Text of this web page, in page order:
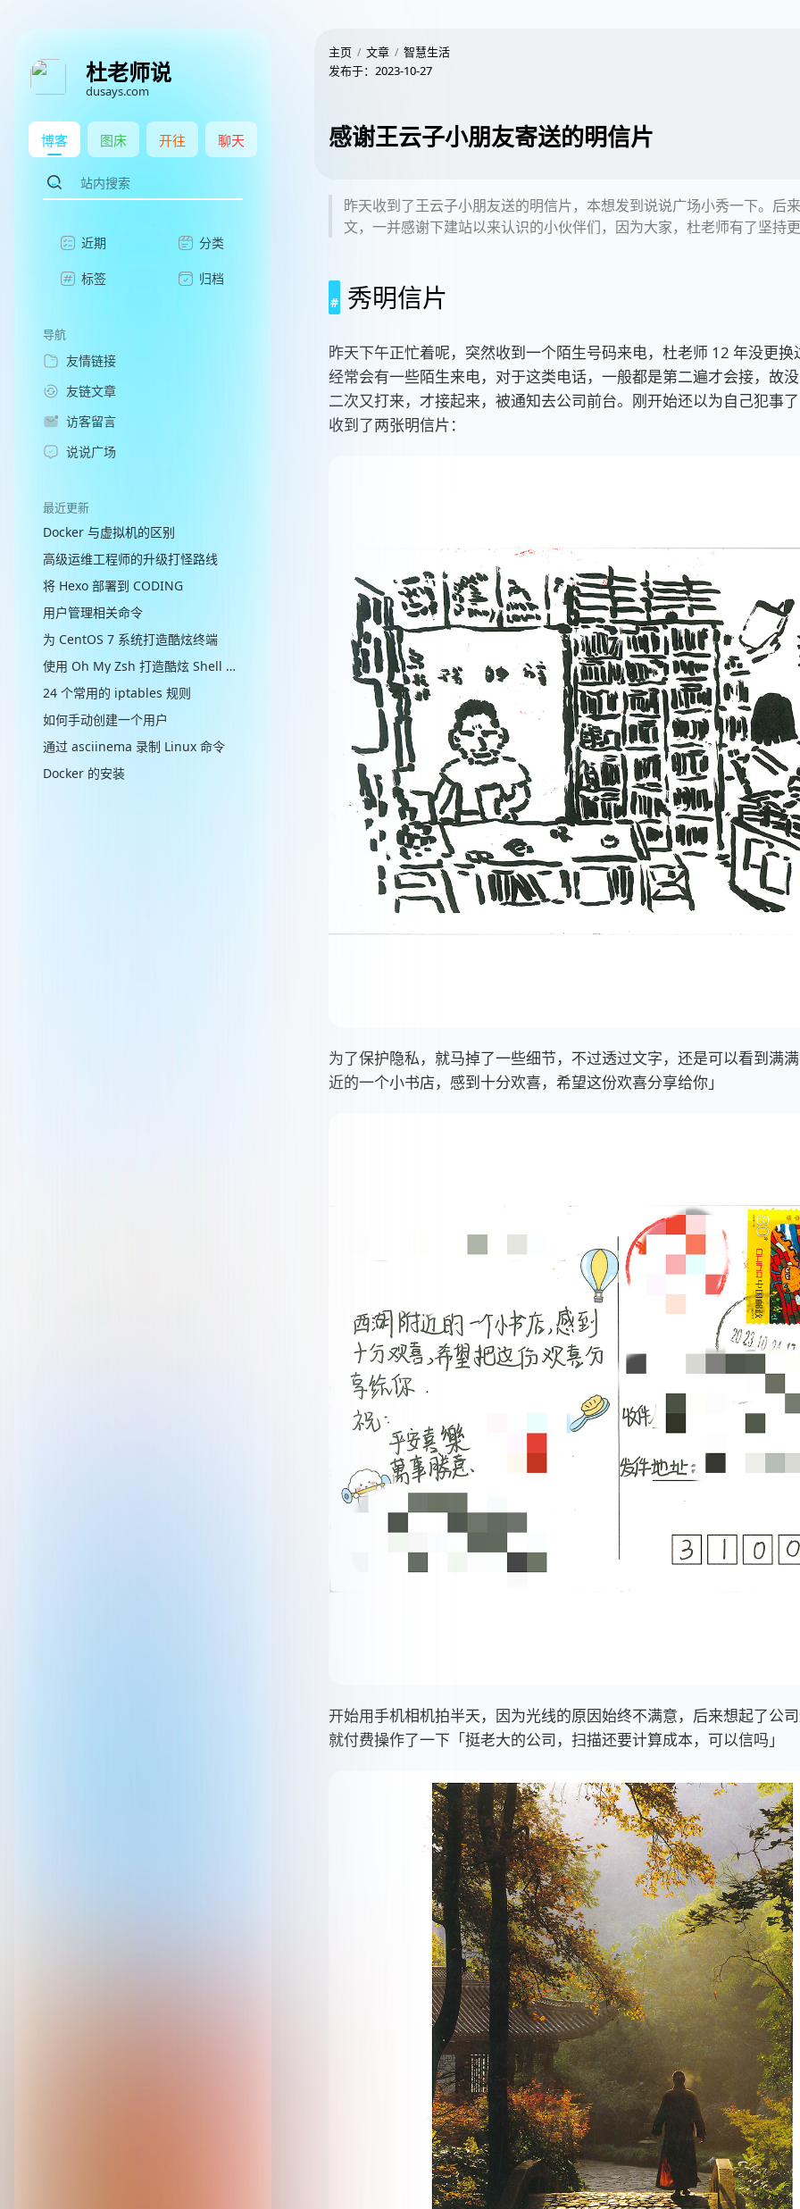
杜老师说
dusays.com
博客 图床 开往 聊天
近期 分类
标签 归档
导航
友情链接
友链文章
访客留言
说说广场
最近更新
Docker 与虚拟机的区别
高级运维工程师的升级打怪路线
将 Hexo 部署到 CODING
用户管理相关命令
为 CentOS 7 系统打造酷炫终端
使用 Oh My Zsh 打造酷炫 Shell 终端
24 个常用的 iptables 规则
如何手动创建一个用户
通过 asciinema 录制 Linux 命令
Docker 的安装
主页 文章
智慧生活
发布于： 2023-10-27
感谢王云子小朋友寄送的明信片
昨天收到了王云子小朋友送的明信片，本想发到说说广场小秀一下。后
文，一并感谢下建站以来认识的小伙伴们，因为大家，杜老师有了坚持
秀明信片
昨天下午正忙着呢，突然收到一个陌生号码来电，杜老师 12 年没更换
经常会有一些陌生来电，对于这类电话，一般都是第二遍才会接，故
二次又打来，才接起来，被通知去公司前台。刚开始还以为自己犯事
收到了两张明信片：
为了保护隐私，就马掉了一些细节，不过透过文字，还是可以看到满
近的一个小书店，感到十分欢喜，希望这份欢喜分享给你」
开始用手机相机拍半天，因为光线的原因始终不满意，后来想起了公
就付费操作了一下「挺老大的公司，扫描还要计算成本，可以信吗」